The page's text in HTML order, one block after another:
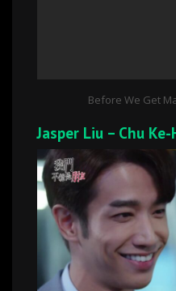
Before We Get
Jasper Liu – Chu Ke-